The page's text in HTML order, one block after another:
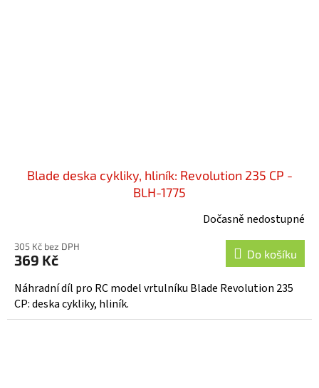
Blade deska cykliky, hliník: Revolution 235 CP -
BLH-1775
Dočasně nedostupné
305 Kč bez DPH
369 Kč Do košíku
Náhradní díl pro RC model vrtulníku Blade Revolution 235
CP: deska cykliky, hliník.